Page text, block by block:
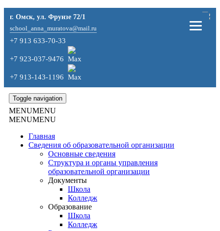
г. Омск, ул. Фрунзе 72/1
school_anna_muratova@mail.ru
+7 913 633-70-33
+7 923-037-9476
+7 913-143-1196
Toggle navigation
MENUMENU
MENUMENU
Главная
Сведения об образовательной организации
Основные сведения
Структура и органы управления
образовательной организации
Документы
Школа
Колледж
Образование
Школа
Колледж